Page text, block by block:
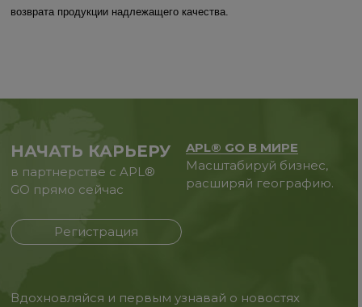
возврата продукции надлежащего качества.
НАЧАТЬ КАРЬЕРУ
в партнерстве с APL®
GO прямо сейчас
Регистрация
APL® GO В МИРЕ
Масштабируй бизнес,
расширяй географию.
Вдохновляйся и первым узнавай о новостях